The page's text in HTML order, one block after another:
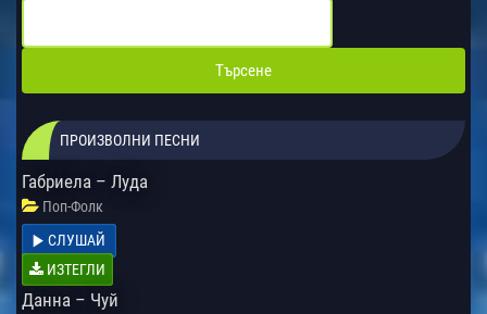
ПРОИЗВОЛНИ ПЕСНИ
Габриела – Луда
Поп-Фолк
СЛУШАЙ
ИЗТЕГЛИ
Данна – Чуй